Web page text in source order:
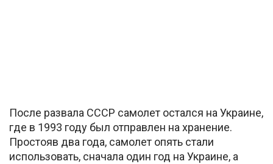
После развала СССР самолет остался на Украине,
где в 1993 году был отправлен на хранение.
Простояв два года, самолет опять стали
использовать, сначала один год на Украине, а